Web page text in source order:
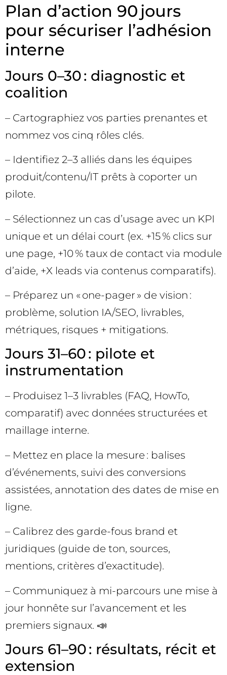
Plan d’action 90 jours
pour sécuriser l’adhésion
interne
Jours 0–30 : diagnostic et
coalition
– Cartographiez vos parties prenantes et
nommez vos cinq rôles clés.
– Identifiez 2–3 alliés dans les équipes
produit/contenu/IT prêts à coporter un
pilote.
– Sélectionnez un cas d’usage avec un KPI
unique et un délai court (ex. +15 % clics sur
une page, +10 % taux de contact via module
d’aide, +X leads via contenus comparatifs).
– Préparez un « one-pager » de vision :
problème, solution IA/SEO, livrables,
métriques, risques + mitigations.
Jours 31–60 : pilote et
instrumentation
– Produisez 1–3 livrables (FAQ, HowTo,
comparatif) avec données structurées et
maillage interne.
– Mettez en place la mesure : balises
d’événements, suivi des conversions
assistées, annotation des dates de mise en
ligne.
– Calibrez des garde-fous brand et
juridiques (guide de ton, sources,
mentions, critères d’exactitude).
– Communiquez à mi-parcours une mise à
jour honnête sur l’avancement et les
premiers signaux. 📣
Jours 61–90 : résultats, récit et
extension